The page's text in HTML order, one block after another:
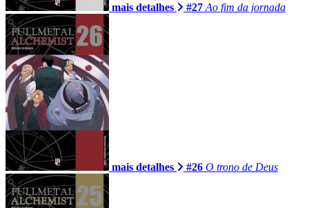
mais detalhes #27 Ao fim da jornada
mais detalhes #26 O trono de Deus